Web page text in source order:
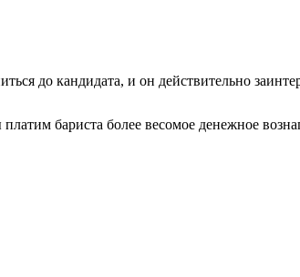
до кандидата, и он действительно
бариста более весомое денежное